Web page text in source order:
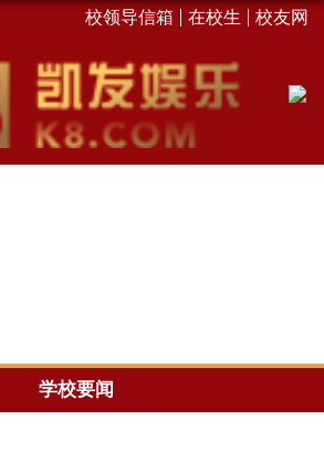
校领导信箱 在校生 校友网
学校要闻